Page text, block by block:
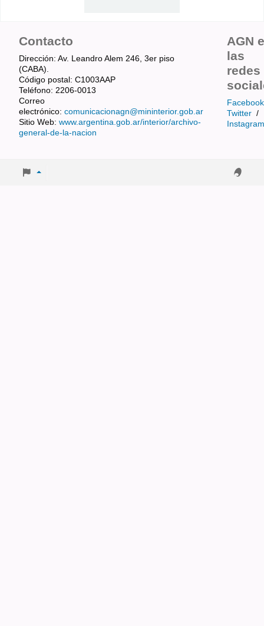
Contacto
Dirección: Av. Leandro Alem 246, 3er piso
(CABA).
Código postal: C1003AAP
Teléfono: 2206-0013
Correo
electrónico: comunicacionagn@mininterior.gob.ar
Sitio Web: www.argentina.gob.ar/interior/archivo-
general-de-la-nacion
AGN
las
redes
Facebook
Twitter /
Instagram